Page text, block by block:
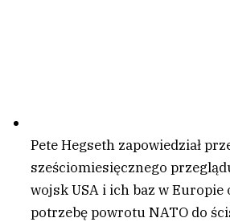
Pete Hegseth zapowiedział
sześciomiesięcznego
wojsk USA i ich baz w Europie
potrzebę powrotu NATO do